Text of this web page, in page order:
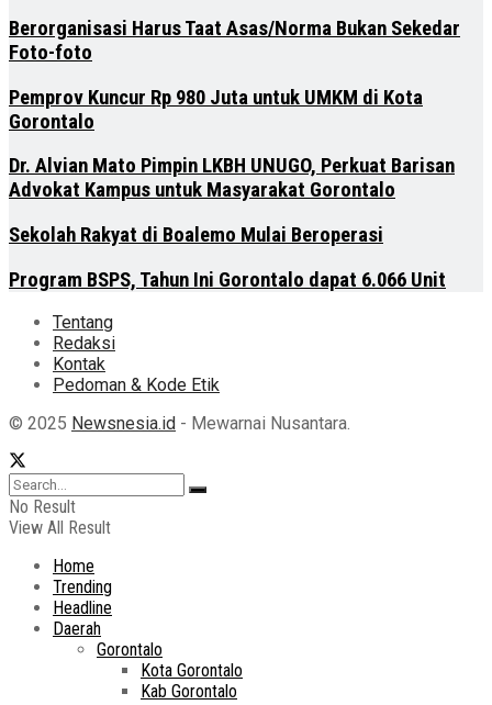
Berorganisasi Harus Taat Asas/Norma Bukan Sekedar
Foto-foto
Pemprov Kuncur Rp 980 Juta untuk UMKM di Kota
Gorontalo
Dr. Alvian Mato Pimpin LKBH UNUGO, Perkuat Barisan
Advokat Kampus untuk Masyarakat Gorontalo
Sekolah Rakyat di Boalemo Mulai Beroperasi
Program BSPS, Tahun Ini Gorontalo dapat 6.066 Unit
Tentang
Redaksi
Kontak
Pedoman & Kode Etik
© 2025 Newsnesia.id - Mewarnai Nusantara.
No Result
View All Result
Home
Trending
Headline
Daerah
Gorontalo
Kota Gorontalo
Kab Gorontalo